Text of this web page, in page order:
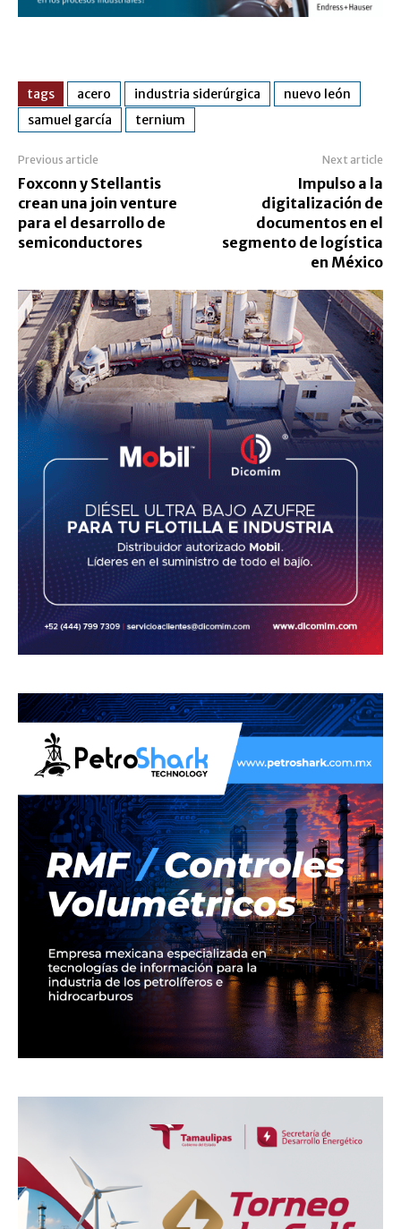
tags acero industria siderúrgica
nuevo león
samuel garcía
ternium
Previous article
Foxconn y Stellantis
crean una join venture
para el desarrollo de
semiconductores
Next article
Impulso a la
digitalización de
documentos en el
segmento de logística
en México